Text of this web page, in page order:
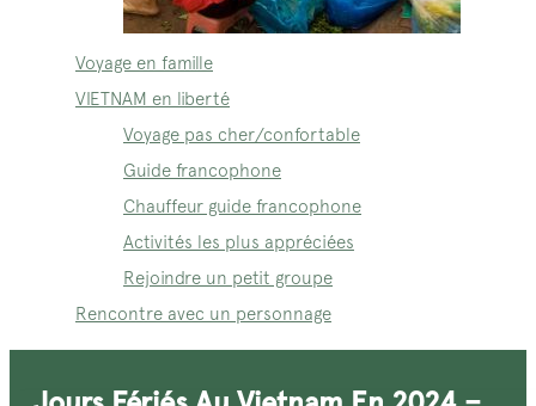
Voyage en famille
VIETNAM en liberté
Voyage pas cher/confortable
Guide francophone
Chauffeur guide francophone
Activités les plus appréciées
Rejoindre un petit groupe
Rencontre avec un personnage